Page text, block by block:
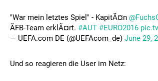
"War mein letztes Spiel" - KapitÃ¤n
ÃFB-Team erklÃ¤rt. #AUT #EURO2016
— UEFA.com DE (@UEFAcom_de) June 29,
Und so reagieren die User im Netz: